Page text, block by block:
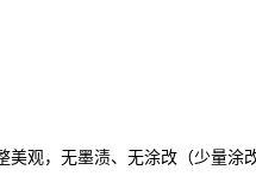
美观，无墨渍、无涂改（少量涂